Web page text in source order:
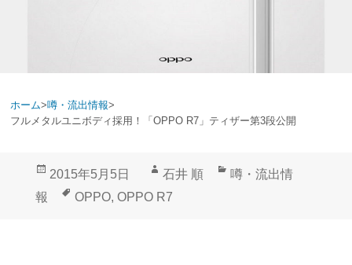
ホーム>噂・流出情報>
フルメタルユニボディ採用！「OPPO R7」ティザー第3段公開
投
2015年5月5日
作
成
石井 順
カ
噂・流出情
報
タ
OPPO, OPPO R7